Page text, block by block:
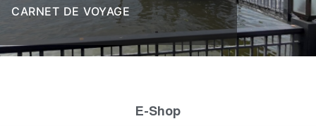
CARNET DE VOYAGE
E-Shop